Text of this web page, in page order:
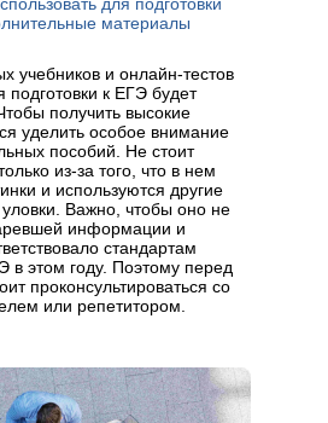
учебников и онлайн-тестов
подготовки к ЕГЭ будет
получить высокие
уделить особое внимание
пособий. Не стоит
из-за того, что в нем
и используются другие
Важно, чтобы оно не
информации и
стандартам
в этом году. Поэтому перед
проконсультироваться со
или репетитором.
материалы